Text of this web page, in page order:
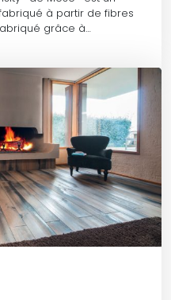
à partir de fibres
grâce à…